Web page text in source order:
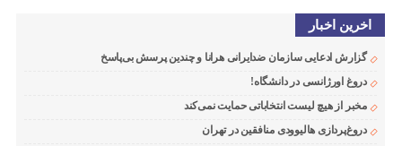
اخرین اخبار
گزارش ادعایی سازمان ضدایرانی هرانا و چندین پرسش بی‌پاسخ
دروغ اورژانسی در دانشگاه!
مخبر از هیچ لیست انتخاباتی حمایت نمی‌کند
دروغ‌پردازی هالیوودی منافقین در تهران